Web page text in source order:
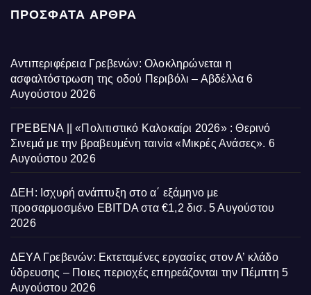
ΠΡΌΣΦΑΤΑ ΆΡΘΡΑ
Αντιπεριφέρεια Γρεβενών: Ολοκληρώνεται η
ασφαλτόστρωση της οδού Περιβόλι – Αβδέλλα 6
Αυγούστου 2026
ΓΡΕΒΕΝΑ || «Πολιτιστικό Καλοκαίρι 2026» : Θερινό
Σινεμά με την βραβευμένη ταινία «Μικρές Ανάσες». 6
Αυγούστου 2026
ΔΕΗ: Ισχυρή ανάπτυξη στο α΄ εξάμηνο με
προσαρμοσμένο EBITDA στα €1,2 δισ. 5 Αυγούστου
2026
ΔΕΥΑ Γρεβενών: Εκτεταμένες εργασίες στον Α’ κλάδο
ύδρευσης – Ποιες περιοχές επηρεάζονται την Πέμπτη 5
Αυγούστου 2026